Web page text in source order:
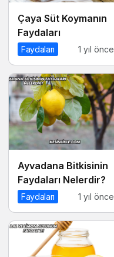
Çaya Süt Koymanın
Faydaları
Faydaları 1 yıl önce
Ayvadana Bitkisinin
Faydaları Nelerdir?
Faydaları 1 yıl önce